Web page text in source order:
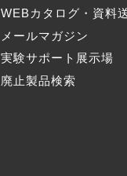
WEBカタログ・資料
メールマガジン
実験サポート展示場
廃止製品検索